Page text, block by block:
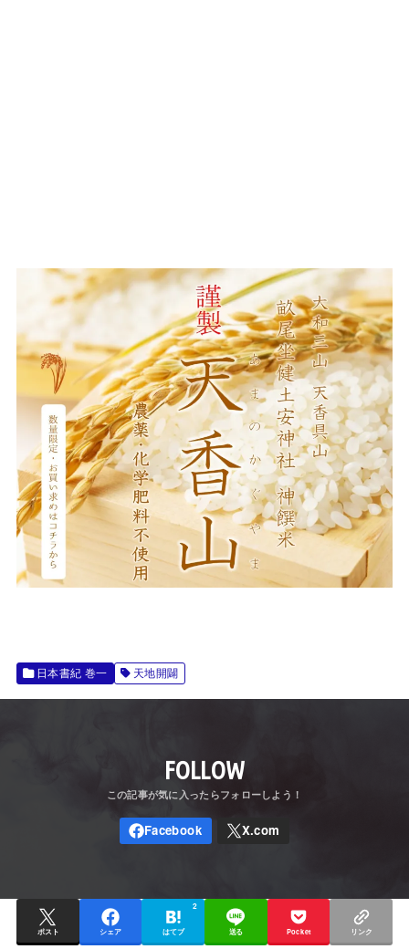
日本書紀 巻一 天地開闢
FOLLOW
ポスト シェア はてブ
2
送る Pocket リンク